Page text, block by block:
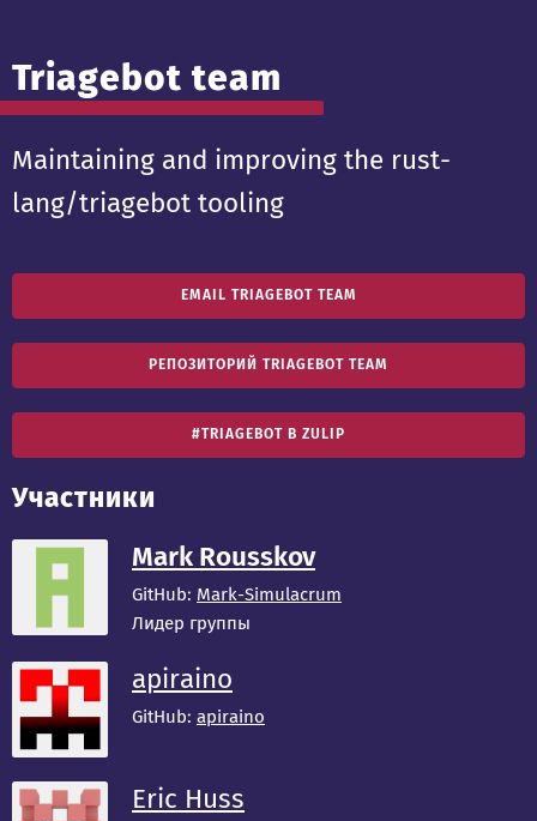
Triagebot team
Maintaining and improving the rust-
lang/triagebot tooling
EMAIL TRIAGEBOT TEAM
РЕПОЗИТОРИЙ TRIAGEBOT TEAM
#TRIAGEBOT В ZULIP
Участники
Mark Rousskov
GitHub: Mark-Simulacrum
Лидер группы
apiraino
GitHub: apiraino
Eric Huss